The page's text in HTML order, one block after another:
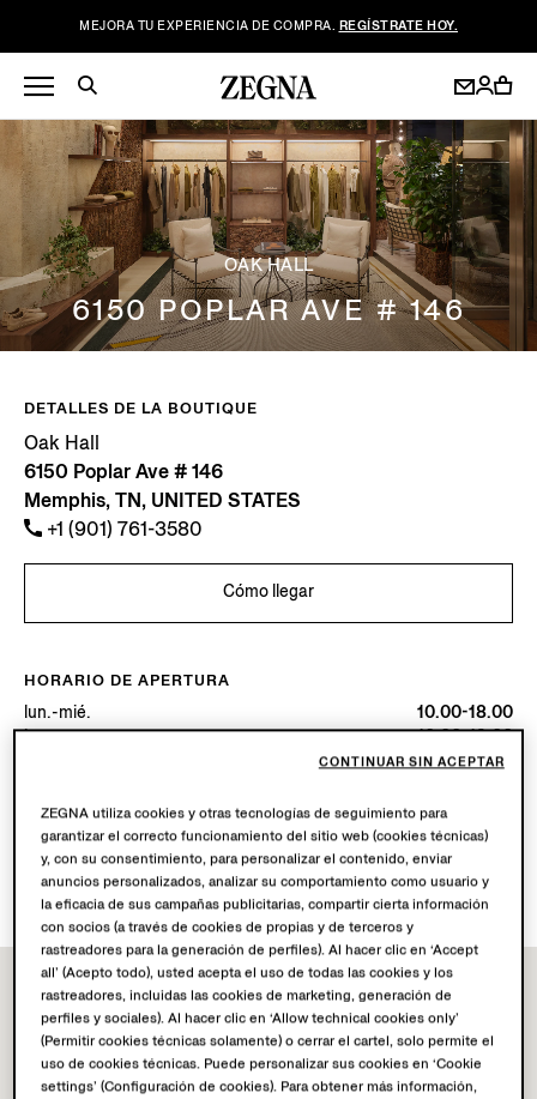
MEJORA TU EXPERIENCIA DE COMPRA. REGÍSTRATE HOY.
OAK HALL
6150 POPLAR AVE # 146
DETALLES DE LA BOUTIQUE
Oak Hall
6150 Poplar Ave # 146
Memphis, TN, UNITED STATES
+1 (901) 761-3580
Cómo llegar
HORARIO DE APERTURA
lun.-mié.
10.00-18.00
jue.
10.00-19.00
10.00-18.00
SERVICIOS DISPONIBLES
Envío a boutique no disponible.
ZEGNA utiliza cookies y otras tecnologías de seguimiento para
garantizar el correcto funcionamiento del sitio web (cookies técnicas)
y, con su consentimiento, para personalizar el contenido, enviar
anuncios personalizados, analizar su comportamiento como usuario y
la eficacia de sus campañas publicitarias, compartir cierta información
con socios (a través de cookies de propias y de terceros y
rastreadores para la generación de perfiles). Al hacer clic en ‘Accept
all’ (Acepto todo), usted acepta el uso de todas las cookies y los
rastreadores, incluidas las cookies de marketing, generación de
perfiles y sociales). Al hacer clic en ‘Allow technical cookies only’
(Permitir cookies técnicas solamente) o cerrar el cartel, solo permite el
uso de cookies técnicas. Puede personalizar sus cookies en ‘Cookie
settings’ (Configuración de cookies). Para obtener más información,
CONTINUAR SIN ACEPTAR